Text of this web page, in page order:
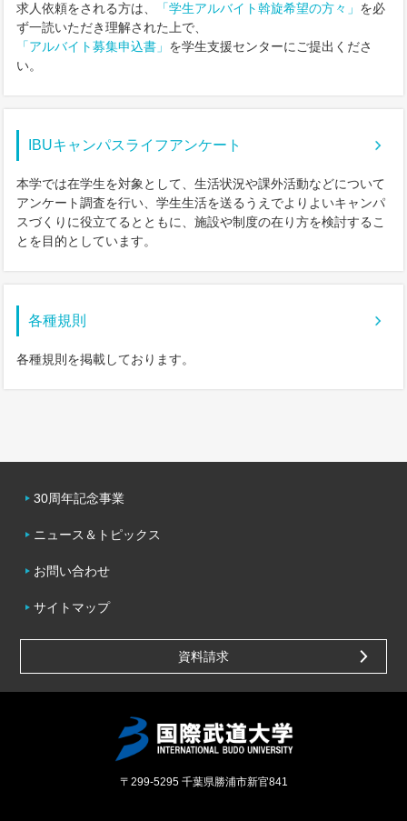
求人依頼をされる方は、 「学生アルバイト斡旋希望の方々」 を必
ず一読いただき理解された上で、
「アルバイト募集申込書」 を学生支援センターにご提出くださ
い。
IBUキャンパスライフアンケート
本学では在学生を対象として、生活状況や課外活動などについて
アンケート調査を行い、学生生活を送るうえでよりよいキャンパ
スづくりに役立てるとともに、施設や制度の在り方を検討するこ
とを目的としています。
各種規則
各種規則を掲載しております。
30周年記念事業
ニュース＆トピックス
お問い合わせ
サイトマップ
資料請求
〒299-5295 千葉県勝浦市新官841